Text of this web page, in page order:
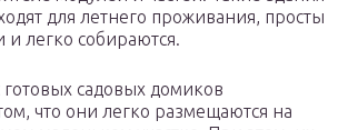
для летнего проживания, просты
и легко собираются.
садовых домиков
что они легко размещаются на